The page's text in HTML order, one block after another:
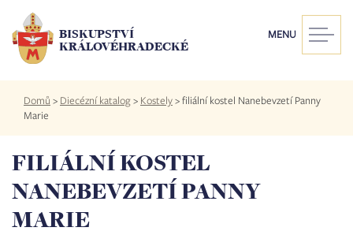
hlavnímu
obsahu
BISKUPSTVÍ
KRÁLOVÉHRADECKÉ
MENU
Drobečková
navigace
Domů > Diecézní katalog> Kostely>filiální kostel Nanebevzetí Panny
Marie
FILIÁLNÍ KOSTEL
NANEBEVZETÍ PANNY
MARIE